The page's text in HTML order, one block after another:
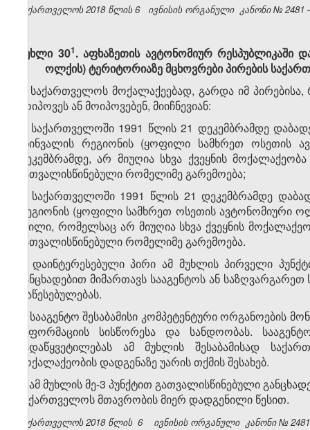
საქართველოს 2018 წლის 6 ივნისის ორგანული კანონი № 2481
მუხლი 30​1. აფხაზეთის ავტონომიურ რესპუბლიკაში
ოლქის) ტერიტორიაზე მცხოვრები პირების
1. საქართველოს მოქალაქეებად, გარდა იმ
მოიპოვეს ან მოიპოვებენ, მიიჩნევიან:
ა) საქართველოში 1991 წლის 21 დეკემბრამდე
ცხინვალის რეგიონის (ყოფილი სამხრეთ
დეკემბრამდე, არ მიუღია სხვა ქვეყნის
გათვალისწინებული რომელიმე გარემოება;
ბ) საქართველოში 1991 წლის 21 დეკემბრამდე
რეგიონის (ყოფილი სამხრეთ ოსეთის ავტონომიური
შვილი, რომელსაც არ მიუღია სხვა ქვეყნის
გათვალისწინებული რომელიმე გარემოება.
2. დაინტერესებული პირი ამ მუხლის პირველი
განცხადებით მიმართავს სააგენტოს ან
დაწესებულებას.
3. სააგენტო შესაბამისი კომპეტენტური ორგანოების
ინფორმაციის სისწორესა და სანდოობას.
გადაწყვეტილებას ამ მუხლის შესაბამისად
მოქალაქეობის დადგენაზე უარის თქმის შესახებ.
4. ამ მუხლის მე-3 პუნქტით გათვალისწინებული
საქართველოს მთავრობის მიერ დადგენილი წესით.
საქართველოს 2018 წლის 6 ივნისის ორგანული კანონი №